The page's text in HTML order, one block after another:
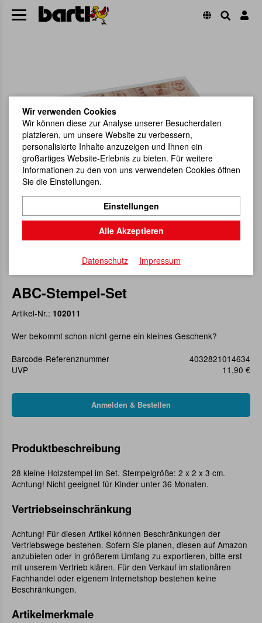
ABC-Stempel-Set
Artikel-Nr.: 102011
Wer bekommt schon nicht gerne ein kleines Geschenk?
Barcode-Referenznummer
4032821014634
UVP
11,90 €
Produktbeschreibung
28 kleine Holzstempel im Set. Stempelgröße: 2 x 2 x 3 cm.
Achtung! Nicht geeignet für Kinder unter 36 Monaten.
Vertriebseinschränkung
Achtung! Für diesen Artikel können Beschränkungen der
Vertriebswege bestehen. Sofern Sie planen, diesen auf Amazon
anzubieten oder in größerem Umfang zu exportieren, bitte erst
mit unserem Vertrieb klären. Für den Verkauf im stationären
Fachhandel oder eigenem Internetshop bestehen keine
Beschränkungen.
Artikelmerkmale
Wir verwenden Cookies
Wir können diese zur Analyse unserer Besucherdaten
platzieren, um unsere Website zu verbessern,
personalisierte Inhalte anzuzeigen und Ihnen ein
großartiges Website-Erlebnis zu bieten. Für weitere
Informationen zu den von uns verwendeten Cookies öffnen
Sie die Einstellungen.
Einstellungen
Alle Akzeptieren
Datenschutz Impressum